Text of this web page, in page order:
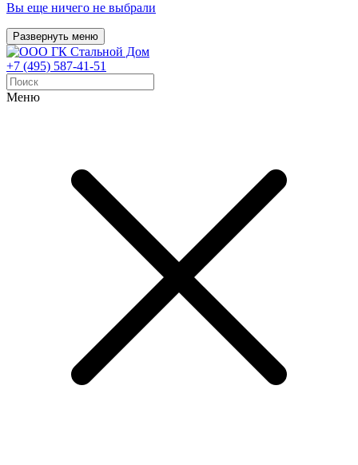
Вы еще ничего не выбрали
Развернуть меню
+7 (495) 587-41-51
Меню